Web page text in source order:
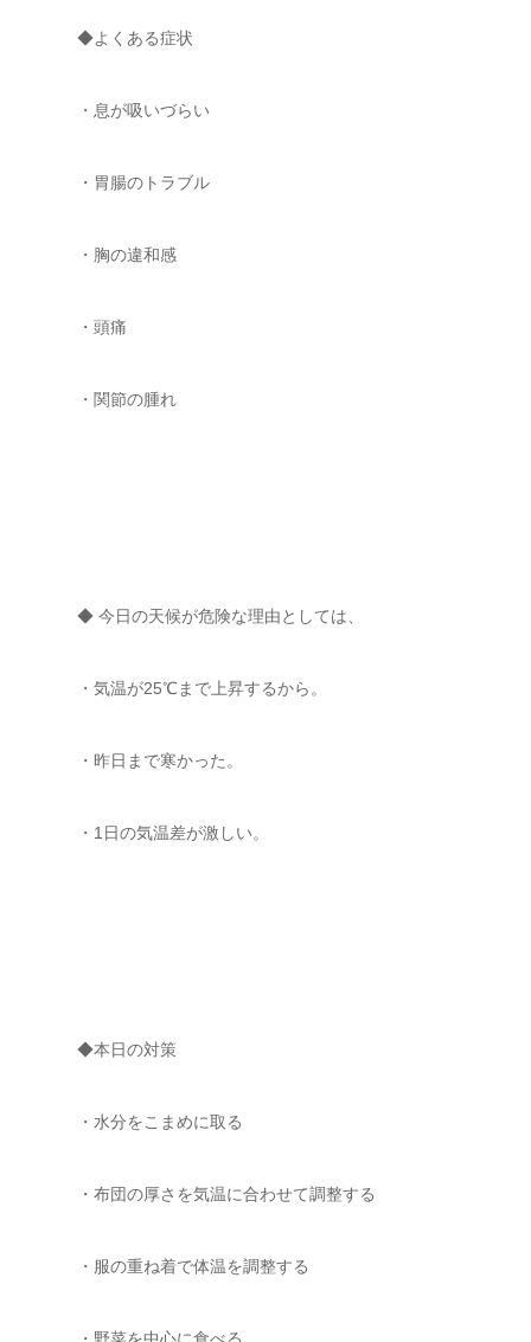
◆よくある症状
・息が吸いづらい
・胃腸のトラブル
・胸の違和感
・頭痛
・関節の腫れ
◆ 今日の天候が危険な理由としては、
・気温が25℃まで上昇するから。
・昨日まで寒かった。
・1日の気温差が激しい。
◆本日の対策
・水分をこまめに取る
・布団の厚さを気温に合わせて調整する
・服の重ね着で体温を調整する